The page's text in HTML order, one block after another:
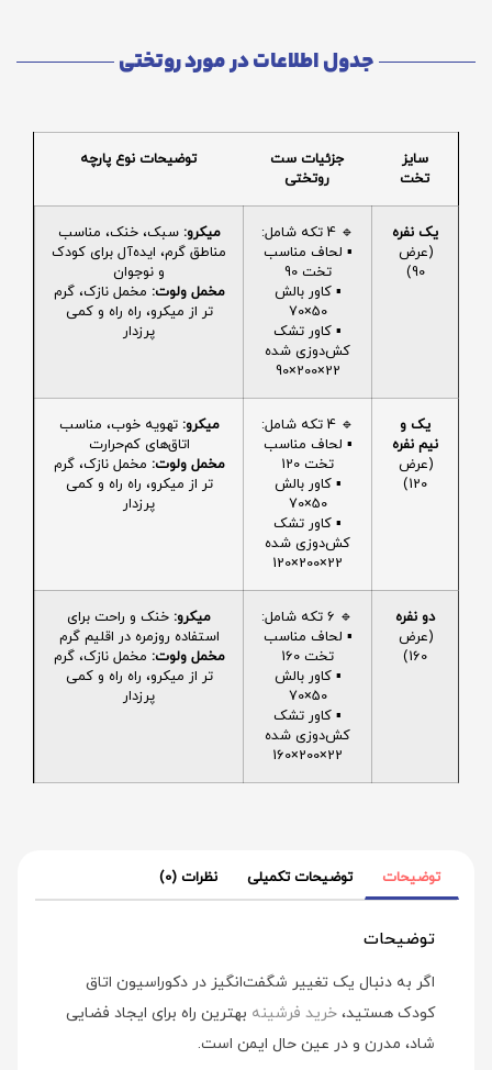
جدول اطلاعات در مورد روتختی
سایز
تخت
جزئیات ست
روتختی
توضیحات نوع پارچه
یک نفره
(عرض
90)
🔹 4 تکه شامل:
▪️ لحاف مناسب
تخت 90
▪️ کاور بالش
50×70
▪️ کاور تشک
کش‌دوزی شده
22×200×90
میکرو: سبک، خنک، مناسب
مناطق گرم، ایده‌آل برای کودک
و نوجوان
مخمل ولوت: مخمل نازک، گرم
تر از میکرو، راه راه و کمی
پرزدار
یک و
نیم نفره
(عرض
120)
🔹 4 تکه شامل:
▪️ لحاف مناسب
تخت 120
▪️ کاور بالش
50×70
▪️ کاور تشک
کش‌دوزی شده
22×200×120
میکرو: تهویه خوب، مناسب
اتاق‌های کم‌حرارت
مخمل ولوت: مخمل نازک، گرم
تر از میکرو، راه راه و کمی
پرزدار
دو نفره
(عرض
160)
🔹 6 تکه شامل:
▪️ لحاف مناسب
تخت 160
▪️ کاور بالش
50×70
▪️ کاور تشک
کش‌دوزی شده
22×200×160
میکرو: خنک و راحت برای
استفاده روزمره در اقلیم گرم
مخمل ولوت: مخمل نازک، گرم
تر از میکرو، راه راه و کمی
پرزدار
توضیحات توضیحات تکمیلی نظرات (0)
توضیحات
اگر به دنبال یک تغییر شگفت‌انگیز در دکوراسیون اتاق
کودک هستید، خرید فرشینه بهترین راه برای ایجاد فضایی
شاد، مدرن و در عین حال ایمن است.